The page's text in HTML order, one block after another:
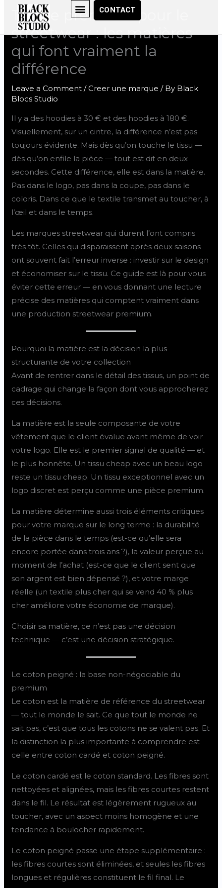
content
CONTACT
Textile premium pour le
streetwear : les matières
qui font vraiment la
différence
Leave a Comment /Creer une marque / By Black
Blocs Studio
Il y a des hoodies à 30 € et des hoodies à 180 €.
Visuellement, sur un cintre, la différence n’est pas
toujours évidente. Mais dès qu’on touche le tissu —
dès qu’on enfile la pièce — tout est dit en deux
secondes. Cette différence, elle est dans la matière.
Pas dans le logo, pas dans la coupe, pas dans le
coloris. Dans ce que le textile transmet au toucher, à
l’œil et dans le temps.
Les marques streetwear qui durent l’ont compris
très tôt. Celles qui disparaissent après deux saisons
ont souvent fait l’erreur inverse : investir sur le design
et économiser sur le tissu. Ce guide est là pour vous
éviter cette erreur — en vous donnant une lecture
précise des matières qui comptent vraiment dans
une production streetwear premium.
Pourquoi la matière est la décision la plus
structurante de votre collection
Avant de rentrer dans le détail des tissus, un point de
cadrage qui change la façon dont vous approcherez
ces décisions.
La matière est la seule composante de votre
vêtement que le client évalue avant même de voir
votre logo. Elle est le premier signal de qualité — et
le plus honnête. Un tissu cheap avec un beau logo
reste un tissu cheap. Un tissu exceptionnel avec un
logo discret est perçu comme une pièce premium.
La matière détermine aussi trois éléments critiques
pour votre marque sur le long terme : la durabilité
de la pièce dans le temps (est-ce qu’elle sera
encore portée dans trois ans ?), la valeur perçue au
moment de l’achat (est-ce que le client sent que
son argent est bien dépensé ?), et votre marge
réelle (un textile plus cher qui se vend 40 % plus
cher améliore votre économie de marque).
Choisir sa matière, ce n’est pas une décision
technique — c’est une décision stratégique.
Le coton peigné : la base non-négociable du
premium
Le coton est la matière de référence du streetwear
— tout le monde le sait. Ce que tout le monde ne
sait pas, c’est que tous les cotons ne se valent pas. Et
la distinction la plus importante à comprendre est
celle entre coton cardé et coton peigné.
Le coton cardé est le coton standard. Les fibres sont
nettoyées et alignées, mais les fibres courtes restent
dans le fil. Le résultat est légèrement rugueux au
toucher, avec un aspect moins homogène et une
tendance à boulocher rapidement.
Le coton peigné passe une étape supplémentaire :
les fibres courtes sont éliminées, et seules les fibres
longues et régulières constituent le fil final. Le